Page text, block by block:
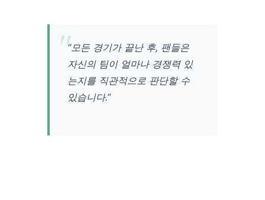
“모든 경기가 끝난 후, 팬들은
자신의 팀이 얼마나 경쟁력 있
는지를 직관적으로 판단할 수
있습니다.”